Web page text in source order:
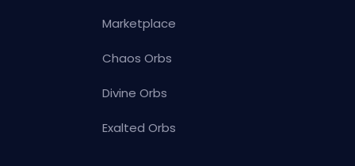
Marketplace
Chaos Orbs
Divine Orbs
Exalted Orbs